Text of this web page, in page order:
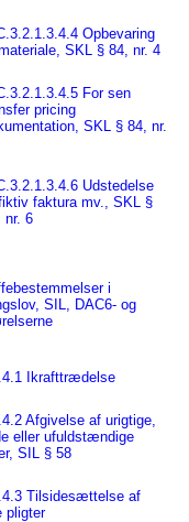
Opbevaring
SKL § 84, nr. 4
For sen
pricing
SKL § 84, nr.
Udstedelse
faktura mv., SKL §
nr. 6
i
SIL, DAC6- og
Ikrafttrædelse
Afgivelse af urigtige,
eller ufuldstændige
SIL § 58
Tilsidesættelse af
pligter